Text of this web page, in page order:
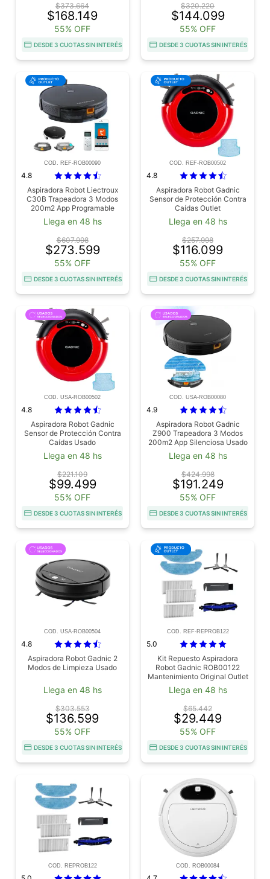
$373.664
$168.149
55% OFF
DESDE 3 CUOTAS SIN INTERÉS
$320.220
$144.099
55% OFF
DESDE 3 CUOTAS SIN INTERÉS
COD. REF-ROB00090
4.8
Aspiradora Robot Liectroux
C30B Trapeadora 3 Modos
200m2 App Programable
Outlet
Llega en 48 hs
$607.998
$273.599
55% OFF
DESDE 3 CUOTAS SIN INTERÉS
COD. REF-ROB00502
4.8
Aspiradora Robot Gadnic
Sensor de Protección Contra
Caídas Outlet
Llega en 48 hs
$257.998
$116.099
55% OFF
DESDE 3 CUOTAS SIN INTERÉS
COD. USA-ROB00502
4.8
Aspiradora Robot Gadnic
Sensor de Protección Contra
Caídas Usado
Llega en 48 hs
$221.109
$99.499
55% OFF
DESDE 3 CUOTAS SIN INTERÉS
COD. USA-ROB00080
4.9
Aspiradora Robot Gadnic
Z900 Trapeadora 3 Modos
200m2 App Silenciosa Usado
Llega en 48 hs
$424.998
$191.249
55% OFF
DESDE 3 CUOTAS SIN INTERÉS
COD. USA-ROB00504
4.8
Aspiradora Robot Gadnic 2
Modos de Limpieza Usado
Llega en 48 hs
$303.553
$136.599
55% OFF
DESDE 3 CUOTAS SIN INTERÉS
COD. REF-REPROB122
5.0
Kit Repuesto Aspiradora
Robot Gadnic ROB00122
Mantenimiento Original Outlet
Llega en 48 hs
$65.442
$29.449
55% OFF
DESDE 3 CUOTAS SIN INTERÉS
COD. REPROB122 COD. ROB00084